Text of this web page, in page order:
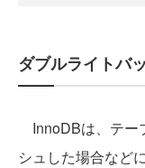
ダブルライトバ
InnoDBは、テー
シュした場合など